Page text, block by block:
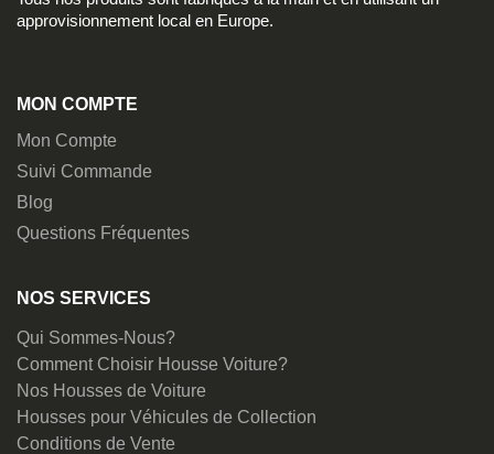
approvisionnement local en Europe.
MON COMPTE
Mon Compte
Suivi Commande
Blog
Questions Fréquentes
NOS SERVICES
Qui Sommes-Nous?
Comment Choisir Housse Voiture?
Nos Housses de Voiture
Housses pour Véhicules de Collection
Conditions de Vente